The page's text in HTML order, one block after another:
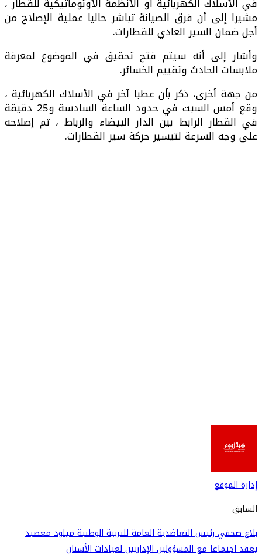
مشيرا إلى أن فرق الصيانة تباشر حاليا عملية الإصلاح من
أجل ضمان السير العادي للقطارات.
وأشار إلى أنه سيتم فتح تحقيق في الموضوع لمعرفة
ملابسات الحادث وتقييم الخسائر.
من جهة أخرى، ذكر بأن عطبا آخر في الأسلاك الكهربائية ،
وقع أمس السبت في حدود الساعة السادسة و25 دقيقة
في القطار الرابط بين الدار البيضاء والرباط ، تم إصلاحه
على وجه السرعة لتيسير حركة سير القطارات.
إدارة الموقع
السابق
بلاغ صحفي رئيس التعاضدية العامة للتربية الوطنية ميلود معصيد
يعقد اجتماعا مع المسؤولين الإداريين لعيادات الأسنان